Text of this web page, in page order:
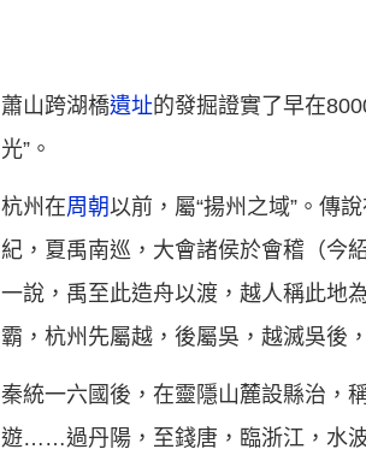
蕭山跨湖橋遺址的發掘證實了早在
光”。
杭州在周朝以前，屬“揚州之域”。傳
紀，夏禹南巡，大會諸侯於會稽（今
一說，禹至此造舟以渡，越人稱此地
霸，杭州先屬越，後屬吳，越滅吳後
秦統一六國後，在靈隱山麓設縣治，
遊……過丹陽，至錢唐，臨浙江，水